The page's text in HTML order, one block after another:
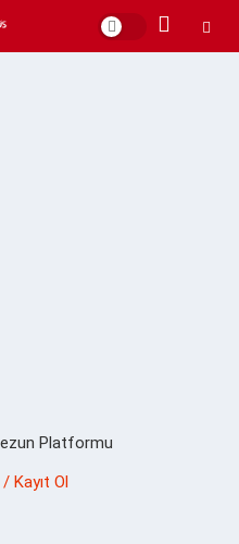
Platformu
Kayıt Ol